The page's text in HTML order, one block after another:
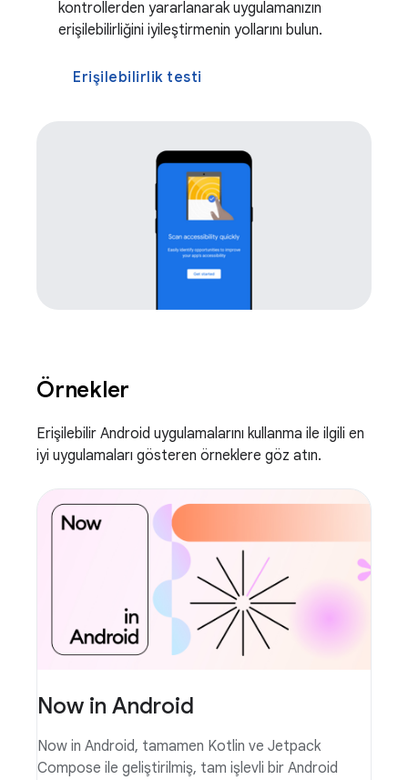
kontrollerden yararlanarak uygulamanızın
erişilebilirliğini iyileştirmenin yollarını bulun.
Erişilebilirlik testi
Örnekler
Erişilebilir Android uygulamalarını kullanma ile ilgili en
iyi uygulamaları gösteren örneklere göz atın.
Now in Android
Now in Android, tamamen Kotlin ve Jetpack
Compose ile geliştirilmiş, tam işlevli bir Android